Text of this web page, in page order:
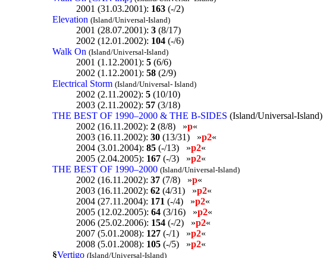
2001 (31.03.2001): 163 (-/2)
Elevation (Island/Universal-Island)
2001 (28.07.2001): 3 (8/17)
2002 (12.01.2002): 104 (-/6)
Walk On (Island/Universal-Island)
2001 (1.12.2001): 5 (6/6)
2002 (1.12.2001): 58 (2/9)
Electrical Storm (Island/Universal- Island)
2002 (2.11.2002): 5 (10/10)
2003 (2.11.2002): 57 (3/18)
THE BEST OF 1990–2000 & THE B-SIDES (Island/Universal-Island)
2002 (16.11.2002): 2 (8/8) »p«
2003 (16.11.2002): 30 (13/31) »p2«
2004 (3.01.2004): 85 (-/13) »p2«
2005 (2.04.2005): 167 (-/3) »p2«
THE BEST OF 1990–2000 (Island/Universal-Island)
2002 (16.11.2002): 37 (7/8) »p«
2003 (16.11.2002): 62 (4/31) »p2«
2004 (27.11.2004): 171 (-/4) »p2«
2005 (12.02.2005): 64 (3/16) »p2«
2006 (25.02.2006): 154 (-/2) »p2«
2007 (5.01.2008): 127 (-/1) »p2«
2008 (5.01.2008): 105 (-/5) »p2«
§Vertigo (Island/Universal-Island)